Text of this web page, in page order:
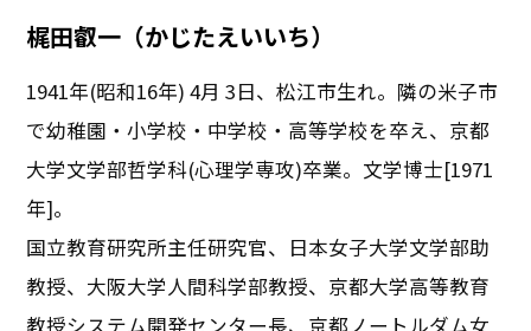
梶田叡一（かじたえいいち）
1941年(昭和16年) 4月 3日、松江市生れ。隣の米子市
で幼稚園・小学校・中学校・高等学校を卒え、京都
大学文学部哲学科(心理学専攻)卒業。文学博士[1971
年]。
国立教育研究所主任研究官、日本女子大学文学部助
教授、大阪大学人間科学部教授、京都大学高等教育
教授システム開発センター長、京都ノートルダム女